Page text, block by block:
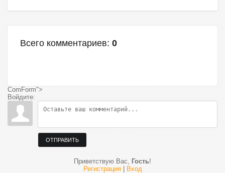
Всего комментариев: 0
ComForm">
Войдите:
ОТПРАВИТЬ
Приветствую Вас, Гость!
Регистрация| Вход